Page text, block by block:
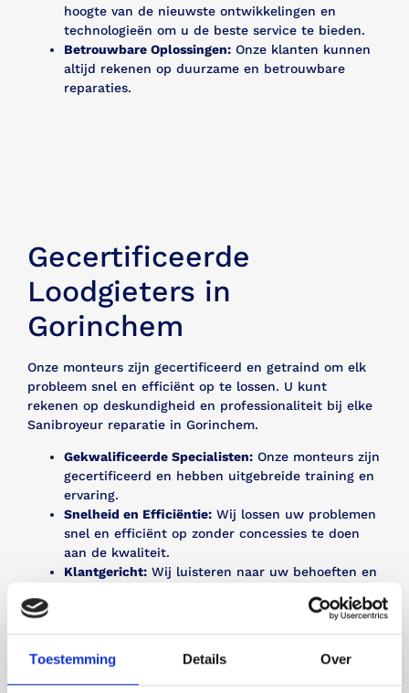
Toestemming Details Over
hoogte van de nieuwste ontwikkelingen en
technologieën om u de beste service te bieden.
Betrouwbare Oplossingen: Onze klanten kunnen
altijd rekenen op duurzame en betrouwbare
reparaties.
Gecertificeerde
Loodgieters in
Gorinchem
Onze monteurs zijn gecertificeerd en getraind om elk
probleem snel en efficiënt op te lossen. U kunt
rekenen op deskundigheid en professionaliteit bij elke
Sanibroyeur reparatie in Gorinchem.
Gekwalificeerde Specialisten: Onze monteurs zijn
gecertificeerd en hebben uitgebreide training en
ervaring.
Snelheid en Efficiëntie: Wij lossen uw problemen
snel en efficiënt op zonder concessies te doen
aan de kwaliteit.
Klantgericht: Wij luisteren naar uw behoeften en
Bel mij terug